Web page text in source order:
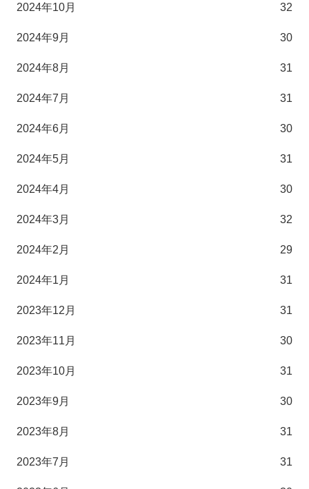
2024年10月 32
2024年9月 30
2024年8月 31
2024年7月 31
2024年6月 30
2024年5月 31
2024年4月 30
2024年3月 32
2024年2月 29
2024年1月 31
2023年12月 31
2023年11月 30
2023年10月 31
2023年9月 30
2023年8月 31
2023年7月 31